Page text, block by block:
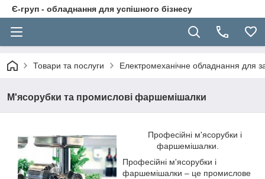
Є-груп - обладнання для успішного бізнесу
Товари та послуги Електромеханічне обладнання для
М'ясорубки та промислові фаршемішалки
Професійні м'ясорубки і
фаршемішалки.
Професійні м'ясорубки і
фаршемішалки – це промислове